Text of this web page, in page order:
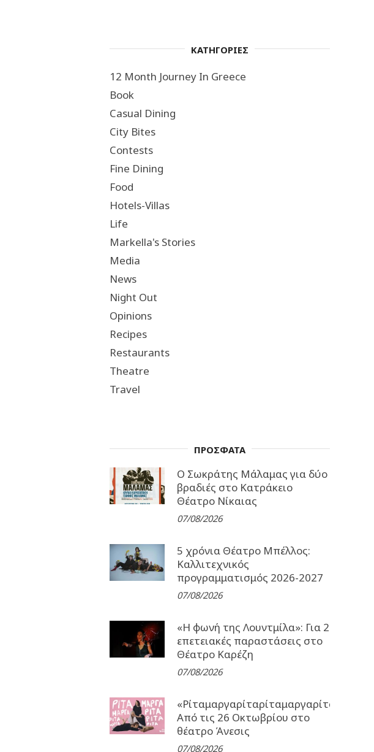
ΚΑΤΗΓΟΡΙΕΣ
12 Month Journey In Greece
Book
Casual Dining
City Bites
Contests
Fine Dining
Food
Hotels-Villas
Life
Markella's Stories
Media
News
Night Out
Opinions
Recipes
Restaurants
Theatre
Travel
ΠΡΟΣΦΑΤΑ
Ο Σωκράτης Μάλαμας για δύο
βραδιές στο Κατράκειο
Θέατρο Νίκαιας
07/08/2026
5 χρόνια Θέατρο Μπέλλος:
Καλλιτεχνικός
προγραμματισμός 2026-2027
07/08/2026
«Η φωνή της Λουντμίλα»: Για 2
επετειακές παραστάσεις στο
Θέατρο Καρέζη
07/08/2026
Από τις 26 Οκτωβρίου στο
θέατρο Άνεσις
07/08/2026